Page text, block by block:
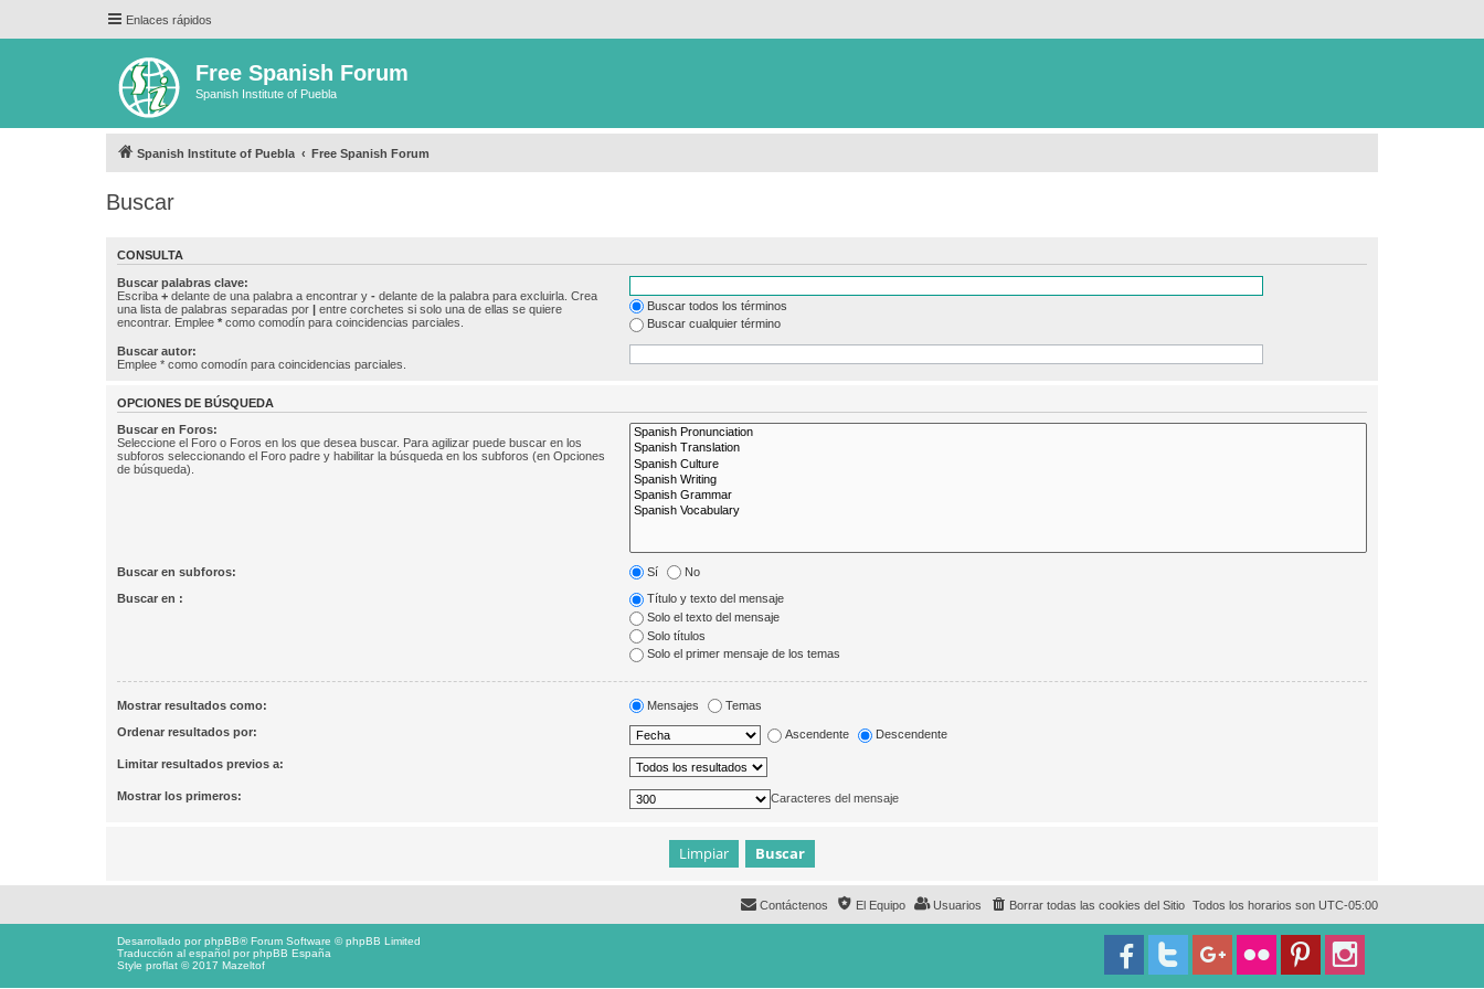
Enlaces rápidos
Free Spanish Forum
Spanish Institute of Puebla
Spanish Institute of Puebla Free Spanish Forum
Buscar
CONSULTA
Buscar palabras clave:
Escriba + delante de una palabra a encontrar y - delante de la palabra para excluirla. Crea
una lista de palabras separadas por | entre corchetes si solo una de ellas se quiere
encontrar. Emplee * como comodín para coincidencias parciales.
Buscar todos los términos
Buscar cualquier término
Buscar autor:
Emplee * como comodín para coincidencias parciales.
OPCIONES DE BÚSQUEDA
Buscar en Foros:
Seleccione el Foro o Foros en los que desea buscar. Para agilizar puede buscar en los
subforos seleccionando el Foro padre y habilitar la búsqueda en los subforos (en Opciones
de búsqueda).
Buscar en subforos: Sí No
Buscar en :
Título y texto del mensaje
Solo el texto del mensaje
Solo títulos
Solo el primer mensaje de los temas
Mostrar resultados como: Mensajes Temas
Ordenar resultados por: Ascendente Descendente
Limitar resultados previos a:
Mostrar los primeros: Caracteres del mensaje
Todos los horarios son UTC-05:00
Borrar todas las cookies del Sitio
Usuarios
El Equipo
Contáctenos
Desarrollado porphpBB® Forum Software © phpBB Limited
Traducción al español porphpBB España
Style proflat © 2017 Mazeltof